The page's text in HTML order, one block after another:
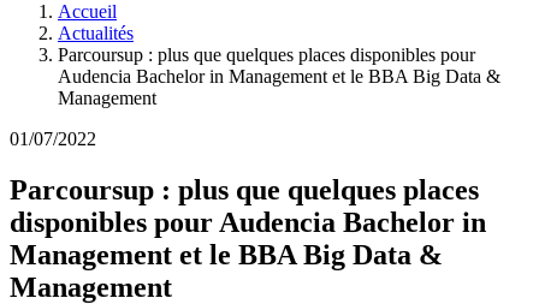
d'Ariane
Accueil
Actualités
Parcoursup : plus que quelques places disponibles pour
Audencia Bachelor in Management et le BBA Big Data &
Management
01/07/2022
Parcoursup : plus que quelques places
disponibles pour Audencia Bachelor in
Management et le BBA Big Data &
Management